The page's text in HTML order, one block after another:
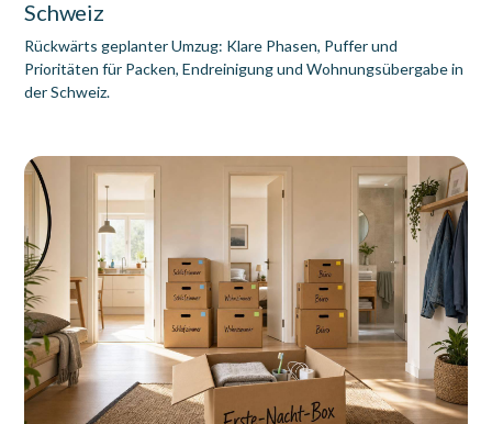
Schweiz
Rückwärts geplanter Umzug: Klare Phasen, Puffer und
Prioritäten für Packen, Endreinigung und Wohnungsübergabe in
der Schweiz.